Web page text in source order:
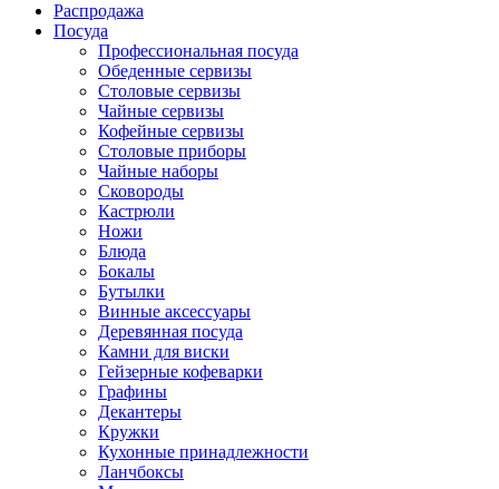
Распродажа
Посуда
Профессиональная посуда
Обеденные сервизы
Столовые сервизы
Чайные сервизы
Кофейные сервизы
Столовые приборы
Чайные наборы
Сковороды
Кастрюли
Ножи
Блюда
Бокалы
Бутылки
Винные аксессуары
Деревянная посуда
Камни для виски
Гейзерные кофеварки
Графины
Декантеры
Кружки
Кухонные принадлежности
Ланчбоксы